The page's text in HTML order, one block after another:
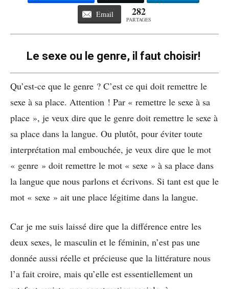
Email 282
PARTAGES
Le sexe ou le genre, il faut choisir!
Qu’est-ce que le genre ? C’est ce qui doit remettre le
sexe à sa place. Attention ! Par « remettre le sexe à sa
place », je veux dire que le genre doit remettre le sexe à
sa place dans la langue. Ou plutôt, pour éviter toute
interprétation mal embouchée, je veux dire que le mot
« genre » doit remettre le mot « sexe » à sa place dans
la langue que nous parlons et écrivons. Si tant est que le
mot « sexe » ait une place légitime dans la langue.
Car je me suis laissé dire que la différence entre les
deux sexes, le masculin et le féminin, n’est pas une
donnée aussi réelle et précieuse que la littérature nous
l’a fait croire, mais qu’elle est essentiellement un